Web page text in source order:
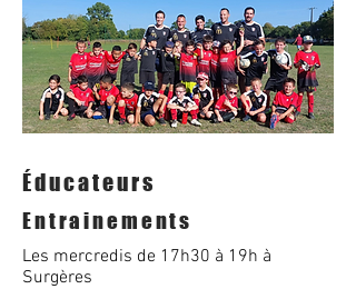
Éducateurs
Entrainements
Les mercredis de 17h30 à 19h à
Surgères